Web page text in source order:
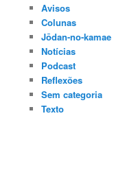
Avisos
Colunas
Jōdan-no-kamae
Notícias
Podcast
Reflexões
Sem categoria
Texto